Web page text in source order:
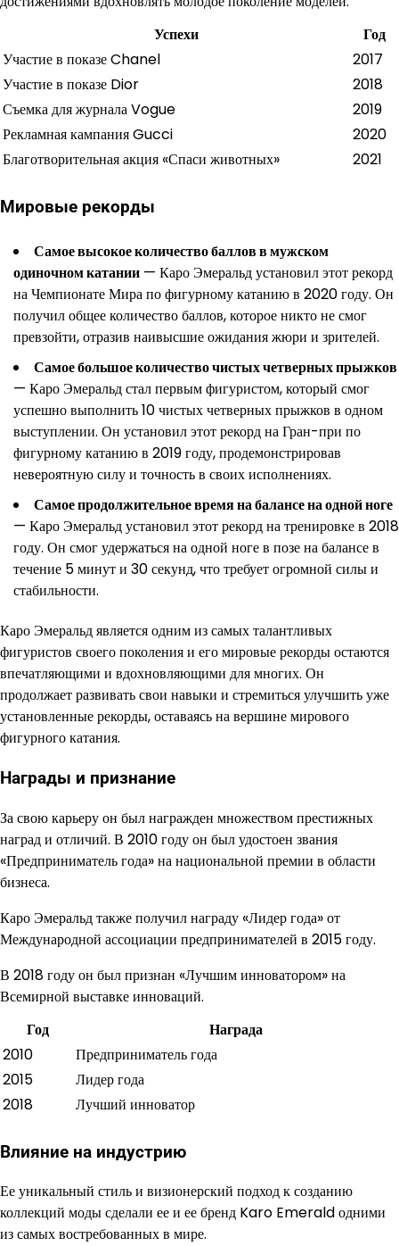
Успехи
Год
Участие в показе Chanel
2017
Участие в показе Dior
2018
Съемка для журнала Vogue
2019
Рекламная кампания Gucci
2020
Благотворительная акция «Спаси животных»
2021
Мировые рекорды
Самое высокое количество баллов в мужском
одиночном катании — Каро Эмеральд установил этот рекорд
на Чемпионате Мира по фигурному катанию в 2020 году. Он
получил общее количество баллов, которое никто не смог
превзойти, отразив наивысшие ожидания жюри и зрителей.
Самое большое количество чистых четверных прыжков
— Каро Эмеральд стал первым фигуристом, который смог
успешно выполнить 10 чистых четверных прыжков в одном
выступлении. Он установил этот рекорд на Гран-при по
фигурному катанию в 2019 году, продемонстрировав
невероятную силу и точность в своих исполнениях.
Самое продолжительное время на балансе на одной ноге
— Каро Эмеральд установил этот рекорд на тренировке в 2018
году. Он смог удержаться на одной ноге в позе на балансе в
течение 5 минут и 30 секунд, что требует огромной силы и
стабильности.
Каро Эмеральд является одним из самых талантливых
фигуристов своего поколения и его мировые рекорды остаются
впечатляющими и вдохновляющими для многих. Он
продолжает развивать свои навыки и стремиться улучшить уже
установленные рекорды, оставаясь на вершине мирового
фигурного катания.
Награды и признание
За свою карьеру он был награжден множеством престижных
наград и отличий. В 2010 году он был удостоен звания
«Предприниматель года» на национальной премии в области
бизнеса.
Каро Эмеральд также получил награду «Лидер года» от
Международной ассоциации предпринимателей в 2015 году.
В 2018 году он был признан «Лучшим инноватором» на
Всемирной выставке инноваций.
Год
Награда
2010
Предприниматель года
2015
Лидер года
2018
Лучший инноватор
Влияние на индустрию
Ее уникальный стиль и визионерский подход к созданию
коллекций моды сделали ее и ее бренд Karo Emerald одними
из самых востребованных в мире.